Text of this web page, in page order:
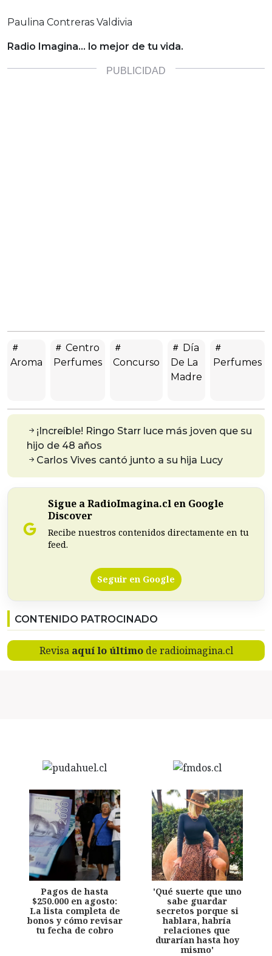
Paulina Contreras Valdivia
Radio Imagina… lo mejor de tu vida.
Aroma
Centro
Perfumes
Concurso
Día
De La
Madre
Perfumes
¡Increíble! Ringo Starr luce más joven que su
hijo de 48 años
Carlos Vives cantó junto a su hija Lucy
Sigue a RadioImagina.cl en Google
Discover
Recibe nuestros contenidos directamente en tu
feed.
Seguir en Google
CONTENIDO PATROCINADO
Revisa aquí lo últimode radioimagina.cl
Pagos de hasta
$250.000 en agosto:
La lista completa de
bonos y cómo revisar
tu fecha de cobro
'Qué suerte que uno
sabe guardar
secretos porque si
hablara, habría
relaciones que
durarían hasta hoy
mismo'